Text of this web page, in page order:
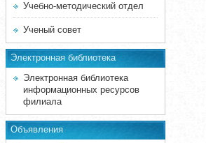
Учебно-методический отдел
Ученый совет
Электронная библиотека
Электронная библиотека
информационных ресурсов
филиала
Объявления